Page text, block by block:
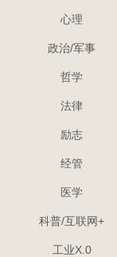
心理
政治/军事
哲学
法律
励志
经管
医学
科普/互联网+
工业X.0